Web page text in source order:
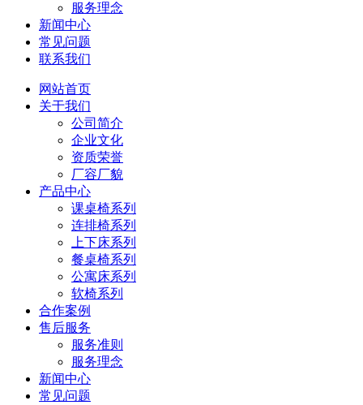
服务理念
新闻中心
常见问题
联系我们
网站首页
关于我们
公司简介
企业文化
资质荣誉
厂容厂貌
产品中心
课桌椅系列
连排椅系列
上下床系列
餐桌椅系列
公寓床系列
软椅系列
合作案例
售后服务
服务准则
服务理念
新闻中心
常见问题